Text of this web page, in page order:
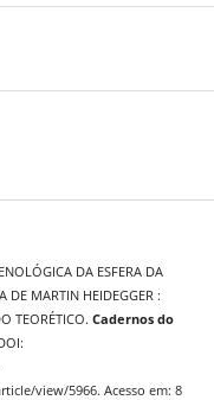
DA ESFERA DA
DE MARTIN HEIDEGGER :
TEORÉTICO. Cadernos do
view/5966. Acesso em: 8